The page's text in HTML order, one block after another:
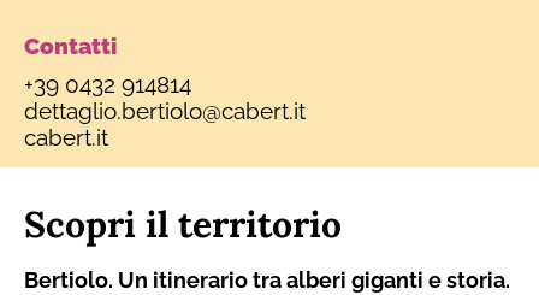
Contatti
+39 0432 914814
dettaglio.bertiolo@cabert.it
cabert.it
Scopri il territorio
Bertiolo. Un itinerario tra alberi giganti e storia.